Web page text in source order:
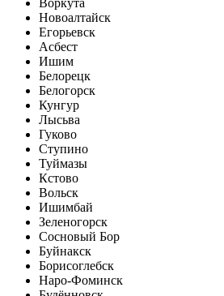
Воркута
Новоалтайск
Егорьевск
Асбест
Ишим
Белорецк
Белогорск
Кунгур
Лысьва
Гуково
Ступино
Туймазы
Кстово
Вольск
Ишимбай
Зеленогорск
Сосновый Бор
Буйнакск
Борисоглебск
Наро-Фоминск